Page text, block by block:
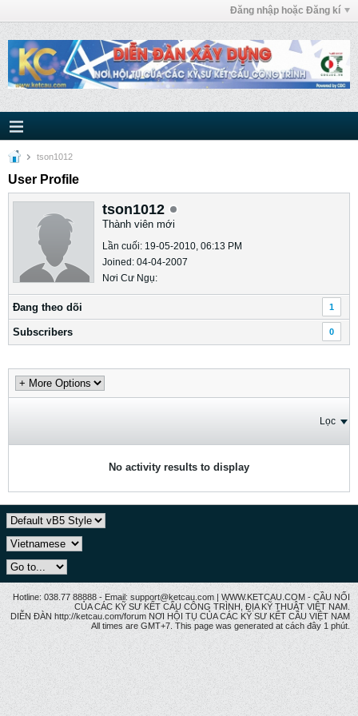
Đăng nhập hoặc Đăng kí
tson1012
User Profile
tson1012
Thành viên mới
Lần cuối: 19-05-2010, 06:13 PM
Joined: 04-04-2007
Nơi Cư Ngụ:
Ðang theo dõi 1
Subscribers 0
Lọc
No activity results to display
Hotline: 038.77 88888 - Email: support@ketcau.com | WWW.KETCAU.COM - CẦU NỐI
CỦA CÁC KỸ SƯ KẾT CẤU CÔNG TRÌNH, ĐỊA KỸ THUẬT VIỆT NAM.
DIỄN ĐÀN http://ketcau.com/forum NƠI HỘI TỤ CỦA CÁC KỸ SƯ KẾT CÂU VIỆT NAM
All times are GMT+7. This page was generated at cách đây 1 phút.